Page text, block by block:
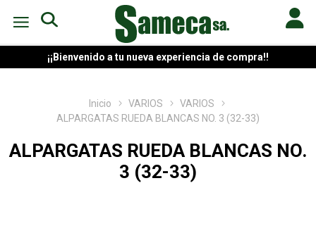
¡¡Bienvenido a tu nueva experiencia de compra!!
Inicio VARIOS
VARIOS
ALPARGATAS RUEDA BLANCAS NO. 3 (32-33)
ALPARGATAS RUEDA BLANCAS NO.
3 (32-33)